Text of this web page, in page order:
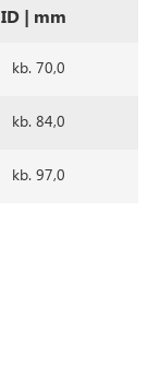
ID | mm
kb. 70,0
kb. 84,0
kb. 97,0